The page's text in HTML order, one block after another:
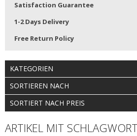
Satisfaction Guarantee
1-2 Days Delivery
Free Return Policy
KATEGORIEN
SORTIEREN NACH
SORTIERT NACH PREIS
ARTIKEL MIT